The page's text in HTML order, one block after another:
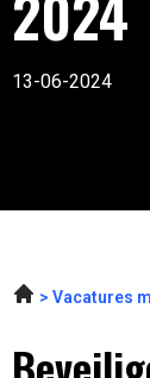
13-06-2024
Vacatures